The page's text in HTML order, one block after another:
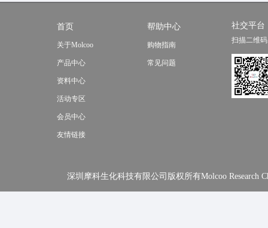
首页
关于Molcoo
产品中心
资料中心
活动专区
会员中心
友情链接
帮助中心
购物指南
常见问题
社交平台
扫描二维
深圳摩科生化科技有限公司版权所有Molcoo Research